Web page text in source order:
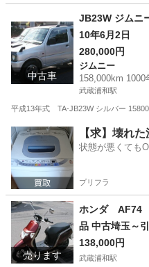
武蔵浦和駅
中古車
JB23W ジム
10年6月2日
280,000円
ジムニー
158,000km 1000
武蔵浦和駅
平成13年式 TA-JB23W シルバー
埼玉 さいたま市 武蔵浦和駅
【求】壊れ
状態が悪くても
プリフラ
売ります
ホンダ AF74
品 中古埼玉～
138,000円
武蔵浦和駅